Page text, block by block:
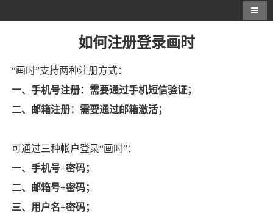
如何注册登录画时
“画时”支持两种注册方式：
一、手机号注册： 需要通过手机短信验证；
二、邮箱注册： 需要通过邮箱激活；
可通过三种帐户登录“画时”：
一、手机号+密码；
二、邮箱号+密码；
三、用户名+密码；